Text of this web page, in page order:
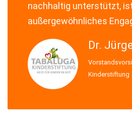
nachhaltig unterstützt,
außergewöhnliches
Dr.
Kinderstiftung